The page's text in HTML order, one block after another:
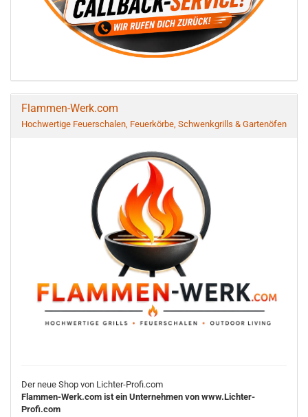
Flammen-Werk.com
Hochwertige Feuerschalen, Feuerkörbe, Schwenkgrills & Gartenöfen
Der neue Shop von Lichter-Profi.com
Flammen-Werk.com ist ein Unternehmen von www.Lichter-
Profi.com